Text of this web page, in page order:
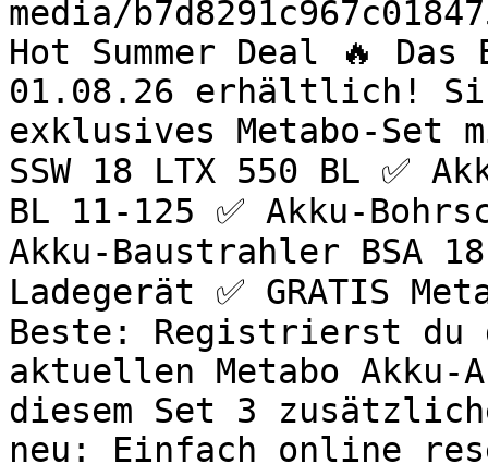
media/
Hot Summer Deal 🔥 Das
01.08.26 erhältlich!
exklusives Metabo-Set
SSW 18 LTX 550 BL ✅
BL 11-125 ✅ Akku-
Akku-Baustrahler BSA
Ladegerät ✅ GRATIS
Beste: Registrierst du
aktuellen Metabo
diesem Set 3
neu: Einfach online